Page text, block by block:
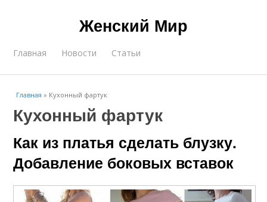
Женский Мир
Главная Новости Статьи
Главная » Кухонный фартук
Кухонный фартук
Как из платья сделать блузку.
Добавление боковых вставок